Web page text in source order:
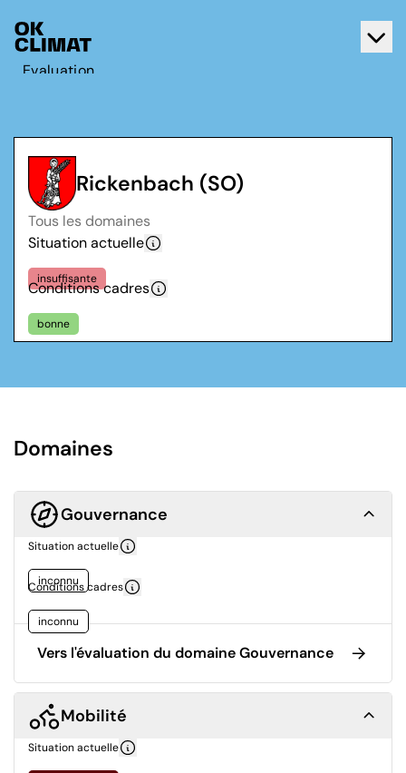
Evaluation
Contact
Français
Deutsch
Rickenbach (SO)
Tous les domaines
Situation actuelle
insuffisante
Conditions cadres
bonne
Domaines
Gouvernance
Situation actuelle
inconnu
Conditions cadres
inconnu
Vers l'évaluation du domaine Gouvernance
Mobilité
Situation actuelle